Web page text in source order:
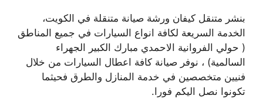
بنشر متنقل كيفان ورشة صيانة متنقلة في الكويت،
الخدمة السريعة لكافة انواع السيارات في جميع المناطق
( حولي الفروانية الاحمدي مبارك الكبير الجهراء
السالمية) ، نوفر صيانة كافة اعطال السيارات من خلال
فنيين متخصصين في خدمة المنازل والطرق فحيثما
تكونوا نصل اليكم فورا.